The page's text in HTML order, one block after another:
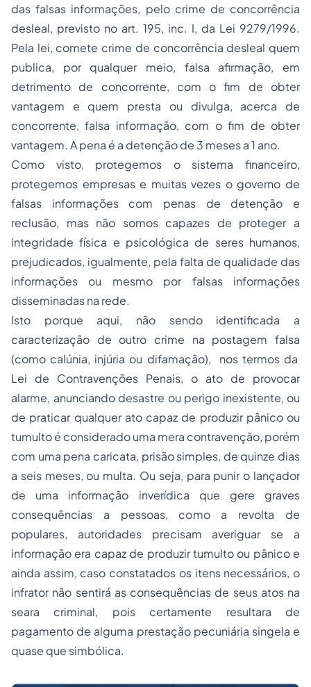
das falsas informações, pelo crime de concorrência
desleal, previsto no art. 195, inc. I, da Lei 9279/1996.
Pela lei, comete crime de concorrência desleal quem
publica, por qualquer meio, falsa afirmação, em
detrimento de concorrente, com o fim de obter
vantagem e quem presta ou divulga, acerca de
concorrente, falsa informação, com o fim de obter
vantagem. A pena é a detenção de 3 meses a 1 ano.
Como visto, protegemos o sistema financeiro,
protegemos empresas e muitas vezes o governo de
falsas informações com penas de detenção e
reclusão, mas não somos capazes de proteger a
integridade física e psicológica de seres humanos,
prejudicados, igualmente, pela falta de qualidade das
informações ou mesmo por falsas informações
disseminadas na rede.
Isto porque aqui, não sendo identificada a
caracterização de outro crime na postagem falsa
(como calúnia, injúria ou difamação), nos termos da
Lei de Contravenções Penais, o ato de provocar
alarme, anunciando desastre ou perigo inexistente, ou
de praticar qualquer ato capaz de produzir pânico ou
tumulto é considerado uma mera contravenção, porém
com uma pena caricata, prisãosimples, de quinze dias
a seis meses, ou multa. Ou seja, para punir o lançador
de uma informação inverídica que gere graves
consequências a pessoas, como a revolta de
populares, autoridades precisam averiguar se a
informação era capaz de produzir tumulto ou pânico e
ainda assim, caso constatados os itens necessários, o
infrator não sentirá as consequências de seus atos na
seara criminal, pois certamente resultara de
pagamento de alguma prestação pecuniária singela e
quase que simbólica.